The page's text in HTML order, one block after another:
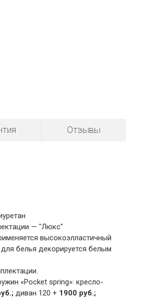
Отзывы
— "Люкс"
высокоэлластичный
белья декорируется белым
«Pocket spring»: кресло-
диван 120 + 1900 руб.;